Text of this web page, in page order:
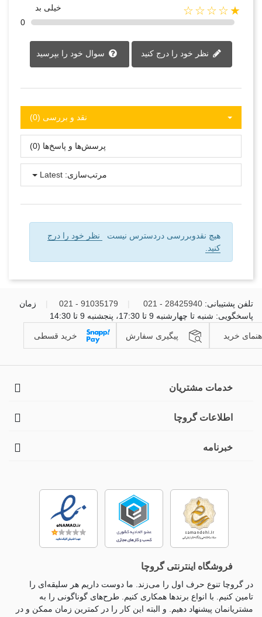
★☆☆☆☆
خیلی بد
0
سوال خود را بپرسید
نقد و بررسی‌‌ (0)
پرسش‌ها و پاسخ‌ها (0)
مرتب‌سازی: Latest
هیچ نقدوبررسی دردسترس نیست
نظر خود را درج
کنید.
تلفن پشتیبانی: 28425940 - 021
91035179 - 021
زمان
پاسخگویی: شنبه تا چهارشنبه 9 تا 17:30، پنجشنبه 9 تا 14:30
خرید پیگیری سفارش خرید قسطی
خدمات مشتریان
اطلاعات گروچا
خبرنامه
فروشگاه اینترنتی گروچا
در گروچا تنوع حرف اول را می‌زند. ما دوست داریم هر سلیقه‌ای را
تامین کنیم. با انواع برندها همکاری کنیم. طرح‌های گوناگونی را به
مشتریانمان پیشنهاد دهیم. و البته این کار را در کمترین زمان ممکن و در